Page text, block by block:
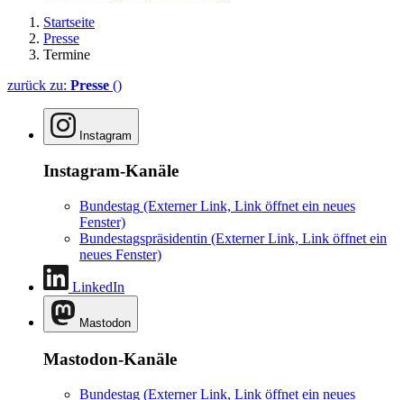
Startseite
Presse
Termine
zurück zu: Presse ()
Instagram
Instagram-Kanäle
Bundestag (Externer Link, Link öffnet ein neues
Fenster)
Bundestagspräsidentin (Externer Link, Link öffnet ein
neues Fenster)
LinkedIn
Mastodon
Mastodon-Kanäle
Bundestag (Externer Link, Link öffnet ein neues